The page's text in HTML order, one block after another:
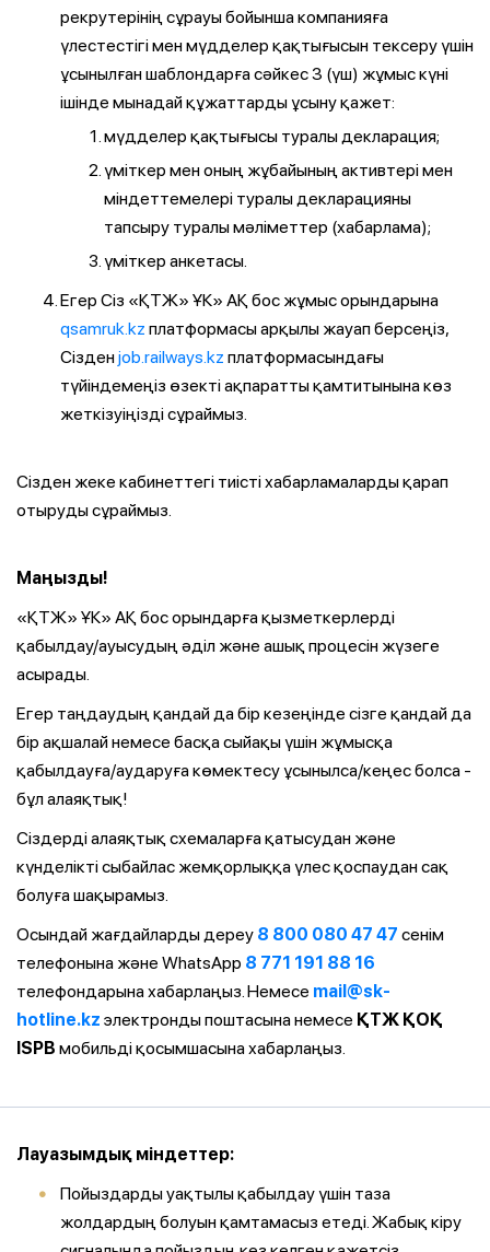
рекрутерінің сұрауы бойынша компанияға
үлестестігі мен мүдделер қақтығысын тексеру үшін
ұсынылған шаблондарға сәйкес 3 (үш) жұмыс күні
ішінде мынадай құжаттарды ұсыну қажет:
мүдделер қақтығысы туралы декларация;
үміткер мен оның жұбайының активтері мен
міндеттемелері туралы декларацияны
тапсыру туралы мәліметтер (хабарлама);
үміткер анкетасы.
Егер Сіз «ҚТЖ» ҰК» АҚ бос жұмыс орындарына
qsamruk.kz платформасы арқылы жауап берсеңіз,
Сізденjob.railways.kz платформасындағы
түйіндемеңіз өзекті ақпаратты қамтитынына көз
жеткізуіңізді сұраймыз.
Сізден жеке кабинеттегі тиісті хабарламаларды қарап
отыруды сұраймыз.
Маңызды!
«ҚТЖ» ҰК» АҚ бос орындарға қызметкерлерді
қабылдау/ауысудың әділ және ашық процесін жүзеге
асырады.
Егер таңдаудың қандай да бір кезеңінде сізге қандай да
бір ақшалай немесе басқа сыйақы үшін жұмысқа
қабылдауға/аударуға көмектесу ұсынылса/кеңес болса -
бұл алаяқтық!
Сіздерді алаяқтық схемаларға қатысудан және
күнделікті сыбайлас жемқорлыққа үлес қоспаудан сақ
болуға шақырамыз.
Осындай жағдайларды дереу 8 800 080 47 47 сенім
телефонына және WhatsApp 8 771 191 88 16
телефондарына хабарлаңыз. Немесе mail@sk-
hotline.kz электронды поштасына немесе ҚТЖ ҚОҚ
ISPB мобильді қосымшасына хабарлаңыз.
Лауазымдық міндеттер:
Пойыздарды уақтылы қабылдау үшін таза
жолдардың болуын қамтамасыз етеді. Жабық кіру